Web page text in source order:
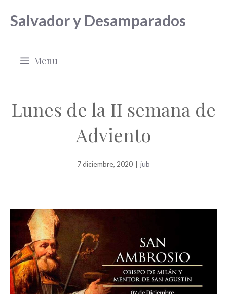
Salvador y Desamparados
Menu
Lunes de la II semana de
Adviento
7 diciembre, 2020 | jub